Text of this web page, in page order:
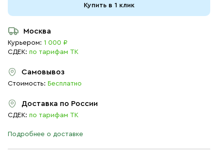
Купить в 1 клик
Москва
Курьером: 1 000 ₽
СДЕК: по тарифам ТК
Самовывоз
Стоимость: Бесплатно
Доставка по России
СДЕК: по тарифам ТК
Подробнее о доставке